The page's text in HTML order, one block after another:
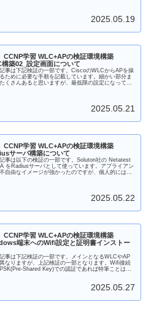
2025.05.19
CCNP学習 WLC+APの検証環境構築
構築02_設定画面について
事は下記検証の一部です。CiscoのWLCからAPを操
ために必要な手順を記載しています。細かい部分ま
くさんあると思いますが、最低限の設定になってい
2025.05.21
CCNP学習 WLC+APの検証環境構築
サーバ構築について
事は以下の検証の一部です。Soluton社の Netatest
をRadiusサーバとして使っています。アプライアン
自由なイメージが強かったのですが、個人的には結
2025.05.22
CCNP学習 WLC+APの検証環境構築
端末へのWifi設定と証明書インストー
事は下記検証の一部です。メインとなるWLCやAP
なりますが、上記検証の一部となります。Wifi接続
Shared Key)での認証であれば特筆ことはな
2025.05.27